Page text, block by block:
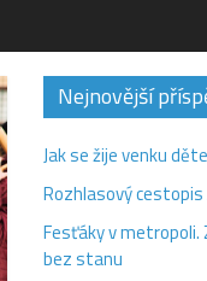
Nejnovější
Jak se žije venku
Rozhlasový cestopis
Fesťáky v metropoli.
bez stanu